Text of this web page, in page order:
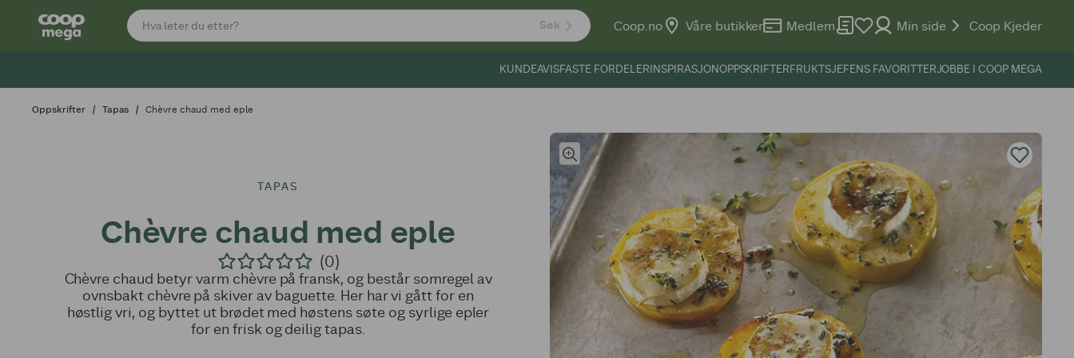
Søk Coop.no Våre butikker Medlem Min side Coop Kjeder
KUNDEAVISFASTE FORDELERINSPIRASJONOPPSKRIFTERFRUKTSJEFENS FAVORITTERJOBBE I COOP MEGA
Oppskrifter Tapas Chèvre chaud med eple
TAPAS
Chèvre chaud med eple
(0)
Chèvre chaud betyr varm chèvre på fransk, og består somregel av
ovnsbakt chèvre på skiver av baguette. Her har vi gått for en
høstlig vri, og byttet ut brødet med høstens søte og syrlige epler
for en frisk og deilig tapas.